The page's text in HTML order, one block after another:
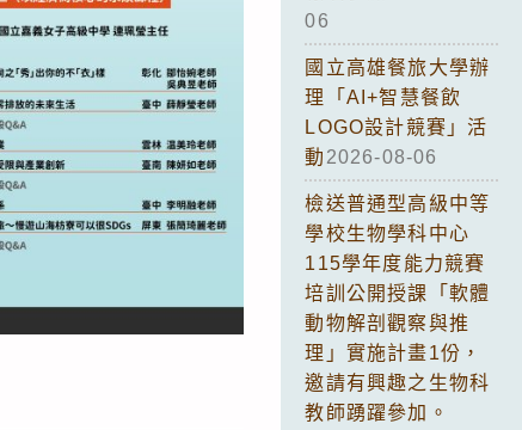
06
國立高雄餐旅大學辦
理「AI+智慧餐飲
LOGO設計競賽」活
動 2026-08-06
檢送普通型高級中等
學校生物學科中心
115學年度能力競賽
培訓公開授課「軟體
動物解剖觀察與推
理」實施計畫1份，
邀請有興趣之生物科
教師踴躍參加。